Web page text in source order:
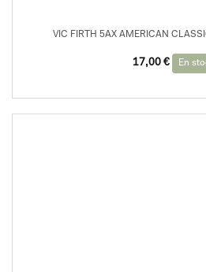
VIC FIRTH 5AX AMERICAN
17,00 € En